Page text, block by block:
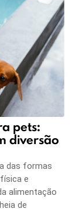
pets:
diversão
das formas
e
alimentação
de